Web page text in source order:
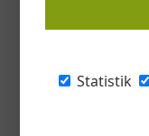
Statistik
+